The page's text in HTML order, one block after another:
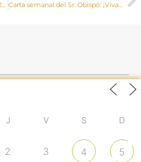
Ejercicios Espirituales en Familia 2023 Carta semanal del Sr. Obispo: ¡Vivamos la Eucaristía dominical como un momento especial de gracia, de encuentro con el Señor y con los hermanos!
J V S D
2 3 4 5